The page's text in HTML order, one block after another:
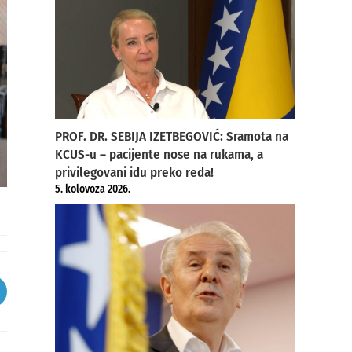
PROF. DR. SEBIJA IZETBEGOVIĆ: Sramota na
KCUS-u – pacijente nose na rukama, a
privilegovani idu preko reda!
5. kolovoza 2026.